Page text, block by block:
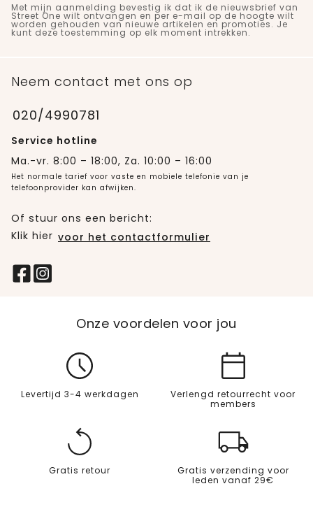
Met mijn aanmelding bevestig ik dat ik de nieuwsbrief van
Street One wilt ontvangen en per e-mail op de hoogte wilt
worden gehouden van nieuwe artikelen en promoties. Je
kunt deze toestemming op elk moment intrekken.
Neem contact met ons op
020/4990781
Service hotline
Ma.-vr. 8:00 – 18:00, Za. 10:00 – 16:00
Het normale tarief voor vaste en mobiele telefonie van je
telefoonprovider kan afwijken.
Of stuur ons een bericht:
Klik hier voor het contactformulier
Onze voordelen voor jou
Levertijd 3-4 werkdagen
Verlengd retourrecht voor
members
Gratis retour
Gratis verzending voor
leden vanaf 29€